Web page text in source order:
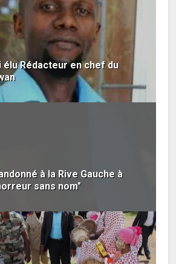
élu Rédacteur en chef du
à la Rive Gauche à
sans nom"